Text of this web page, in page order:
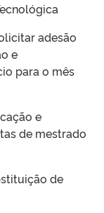
adesão
e
para o mês
e
de mestrado
de